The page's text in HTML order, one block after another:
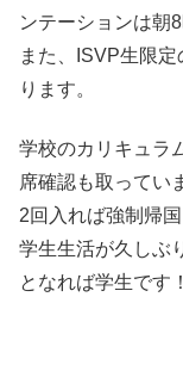
ンテーションは朝
また、ISVP生限
ります。
学校のカリキュラ
席確認も取ってい
2回入れば強制帰
学生生活が久しぶ
となれば学生です！